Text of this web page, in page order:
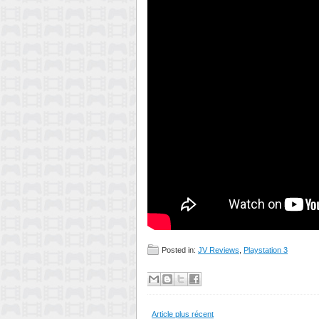
Posted in: JV Reviews Playstation 3
Article plus récent